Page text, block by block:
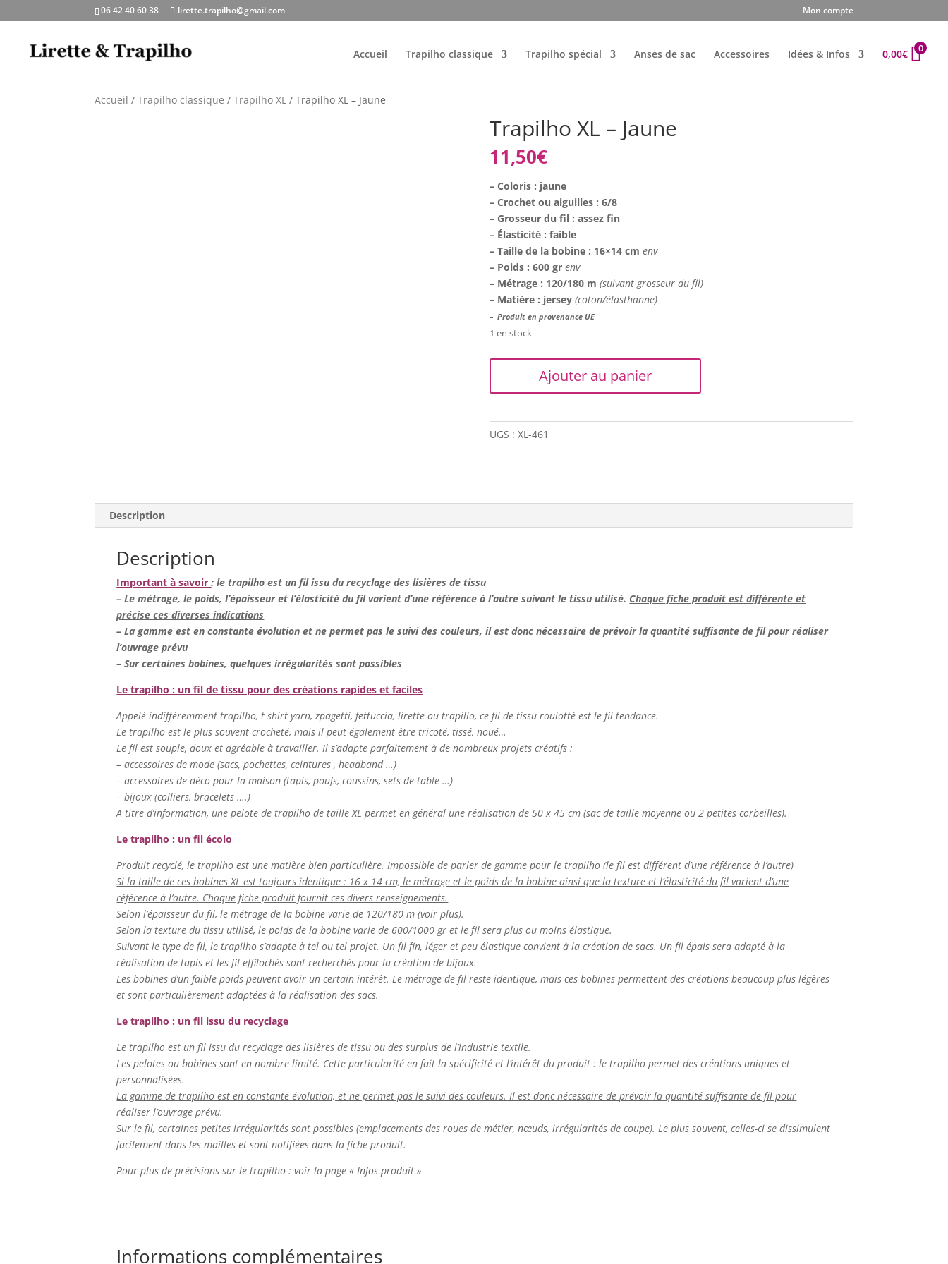
06 42 40 60 38 lirette.trapilho@gmail.com Mon compte
Accueil Trapilho classique Trapilho spécial Anses de sac Accessoires Idées & Infos 0,00€ 0
Accueil /Trapilho classique /Trapilho XL / Trapilho XL – Jaune
Trapilho XL – Jaune
11,50€
– Coloris : jaune
– Crochet ou aiguilles : 6/8
– Grosseur du fil : assez fin
– Élasticité : faible
– Taille de la bobine : 16×14 cm env
– Poids : 600 gr env
– Métrage : 120/180 m (suivant grosseur du fil)
– Matière : jersey (coton/élasthanne)
– Produit en provenance UE
1 en stock
Trapilho
-
Ajouter au panier
UGS : XL-461
Description
Description
Important à savoir: le trapilho est un fil issu du recyclage des lisières de tissu
– Le métrage, le poids, l’épaisseur et l’élasticité du fil varient d’une référence à l’autre suivant le tissu utilisé. Chaque fiche produit est différente et
précise ces diverses indications
– La gamme est en constante évolution et ne permet pas le suivi des couleurs, il est doncnécessaire de prévoir la quantité suffisante de filpour réaliser
l’ouvrage prévu
–Sur certaines bobines, quelques irrégularités sont possibles
Le trapilho : un fil de tissu pour des créations rapides et faciles
Appelé indifféremment trapilho, t-shirt yarn, zpagetti, fettuccia, lirette ou trapillo, ce fil de tissu roulotté est le fil tendance.
Le trapilho est le plus souvent crocheté, mais il peut également être tricoté, tissé, noué…
Le fil est souple, doux et agréable à travailler. Il s’adapte parfaitement à de nombreux projets créatifs :
– accessoires de mode (sacs, pochettes, ceintures , headband …)
– accessoires de déco pour la maison (tapis, poufs, coussins, sets de table …)
– bijoux (colliers, bracelets ….)
A titre d’information, une pelote de trapilho de taille XL permet en général une réalisation de 50 x 45 cm (sac de taille moyenne ou 2 petites corbeilles).
Le trapilho : un fil écolo
Produit recyclé, le trapilho est une matière bien particulière. Impossible de parler de gamme pour le trapilho (le fil est différent d’une référence à l’autre)
Si la taille de ces bobines XL est toujours identique : 16 x 14 cm, le métrage et le poids de la bobine ainsi que la texture et l’élasticité du fil varient d’une
référence à l’autre. Chaque fiche produit fournit ces divers renseignements.
Selon l’épaisseur du fil, le métrage de la bobine varie de 120/180 m (voir plus).
Selon la texture du tissu utilisé, le poids de la bobine varie de 600/1000 gr et le fil sera plus ou moins élastique.
Suivant le type de fil, le trapilho s’adapte à tel ou tel projet. Un fil fin, léger et peu élastique convient à la création de sacs. Un fil épais sera adapté à la
réalisation de tapis et les fil effilochés sont recherchés pour la création de bijoux.
Les bobines d’un faible poids peuvent avoir un certain intérêt. Le métrage de fil reste identique, mais ces bobines permettent des créations beaucoup plus légères
et sont particulièrement adaptées à la réalisation des sacs.
Le trapilho : un fil issu du recyclage
Le trapilho est un fil issu du recyclage des lisières de tissu ou des surplus de l’industrie textile.
Les pelotes ou bobines sont en nombre limité. Cette particularité en fait la spécificité et l’intérêt du produit : le trapilho permet des créations uniques et
personnalisées.
La gamme de trapilho est en constante évolution, et ne permet pas le suivi des couleurs. Il est donc nécessaire de prévoir la quantité suffisante de fil pour
réaliser l’ouvrage prévu.
Sur le fil, certaines petites irrégularités sont possibles (emplacements des roues de métier, nœuds, irrégularités de coupe). Le plus souvent, celles-ci se dissimulent
facilement dans les mailles et sont notifiées dans la fiche produit.
Pour plus de précisions sur le trapilho : voir la page « Infos produit »
Informations complémentaires